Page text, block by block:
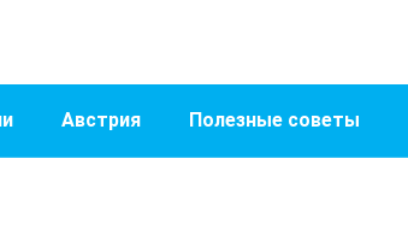
Австрия Полезные советы